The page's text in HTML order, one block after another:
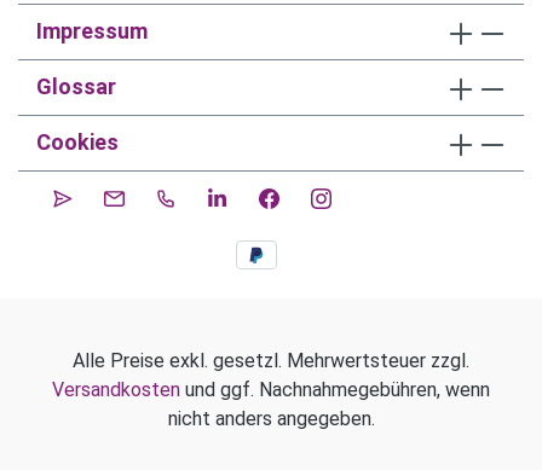
Impressum
Glossar
Cookies
Alle Preise exkl. gesetzl. Mehrwertsteuer zzgl.
Versandkosten und ggf. Nachnahmegebühren, wenn
nicht anders angegeben.